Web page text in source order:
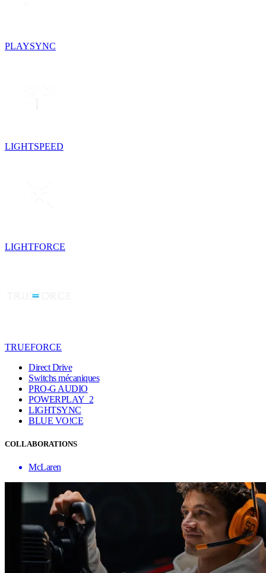
PLAYSYNC
LIGHTSPEED
LIGHTFORCE
TRUEFORCE
Direct Drive
Switchs mécaniques
PRO-G AUDIO
POWERPLAY 2
LIGHTSYNC
BLUE VO!CE
COLLABORATIONS
McLaren